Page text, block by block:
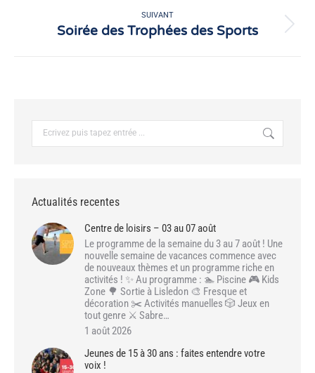
SUIVANT
Article
Soirée des Trophées des Sports
Actualités recentes
Centre de loisirs – 03 au 07 août
Le programme de la semaine du 3 au 7 août ! Une
nouvelle semaine de vacances commence avec
de nouveaux thèmes et un programme riche en
activités ! ✨ Au programme : 🏊 Piscine 🎮 Kids
Zone 🌳 Sortie à Lisledon 🎨 Fresque et
décoration ✂️ Activités manuelles 🎲 Jeux en
tout genre ⚔️ Sabre…
1 août 2026
Jeunes de 15 à 30 ans : faites entendre votre
voix !